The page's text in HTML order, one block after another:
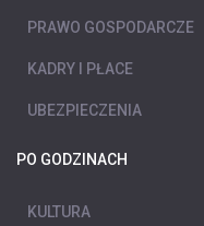
PRAWO GOSPODARCZE
KADRY I PŁACE
UBEZPIECZENIA
PO GODZINACH
KULTURA